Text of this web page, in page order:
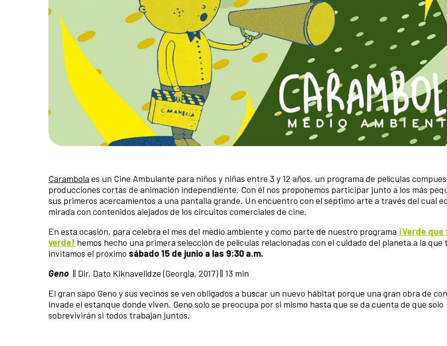
Carambola es un Cine Ambulante para niños y niñas entre 3 y 12 años, un programa de películas
producciones cortas de animación independiente. Con él nos proponemos participar junto a los más
sus primeros acercamientos a una pantalla grande. Un encuentro con el séptimo arte a través del cual
mirada con contenidos alejados de los circuitos comerciales de cine.
En esta ocasión, para celebra el mes del medio ambiente y como parte de nuestro programa ¡Verde
verde! hemos hecho una primera selección de películas relacionadas con el cuidado del planeta a la que
invitamos el próximo sábado 15 de junio a las 9:30 a.m.
Geno || Dir. Dato Kiknavelidze (Georgia, 2017) || 13 min
El gran sapo Geno y sus vecinos se ven obligados a buscar un nuevo hábitat porque una gran obra de
invade el estanque donde viven. Geno solo se preocupa por si mismo hasta que se da cuenta de que solo
sobrevivirán si todos trabajan juntos.